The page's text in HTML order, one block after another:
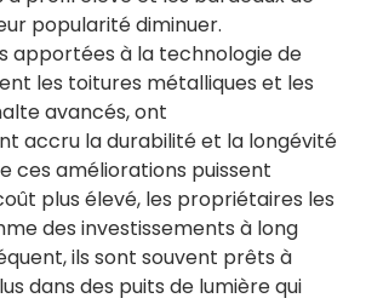
popularité diminuer.
apportées à la technologie de
les toitures métalliques et les
avancés, ont
accru la durabilité et la longévité
ces améliorations puissent
plus élevé, les propriétaires les
des investissements à long
ils sont souvent prêts à
dans des puits de lumière qui